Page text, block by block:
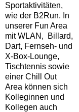
Sportaktivitäten,
wie der B2Run. In
unserer Fun Area
mit WLAN, Billard,
Dart, Fernseh- und
X-Box-Lounge,
Tischtennis sowie
einer Chill Out
Area können sich
Kolleginnen und
Kollegen auch